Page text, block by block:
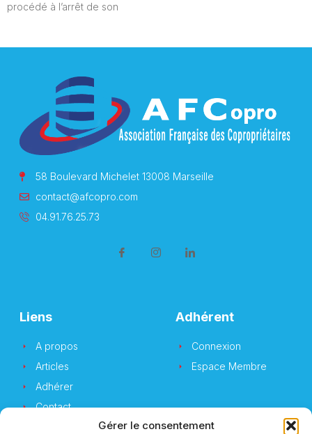
Gérer le consentement
procédé à l’arrêt de son
58 Boulevard Michelet 13008 Marseille
contact@afcopro.com
04.91.76.25.73
Liens
A propos
Articles
Adhérer
Contact
Adhérent
Connexion
Espace Membre